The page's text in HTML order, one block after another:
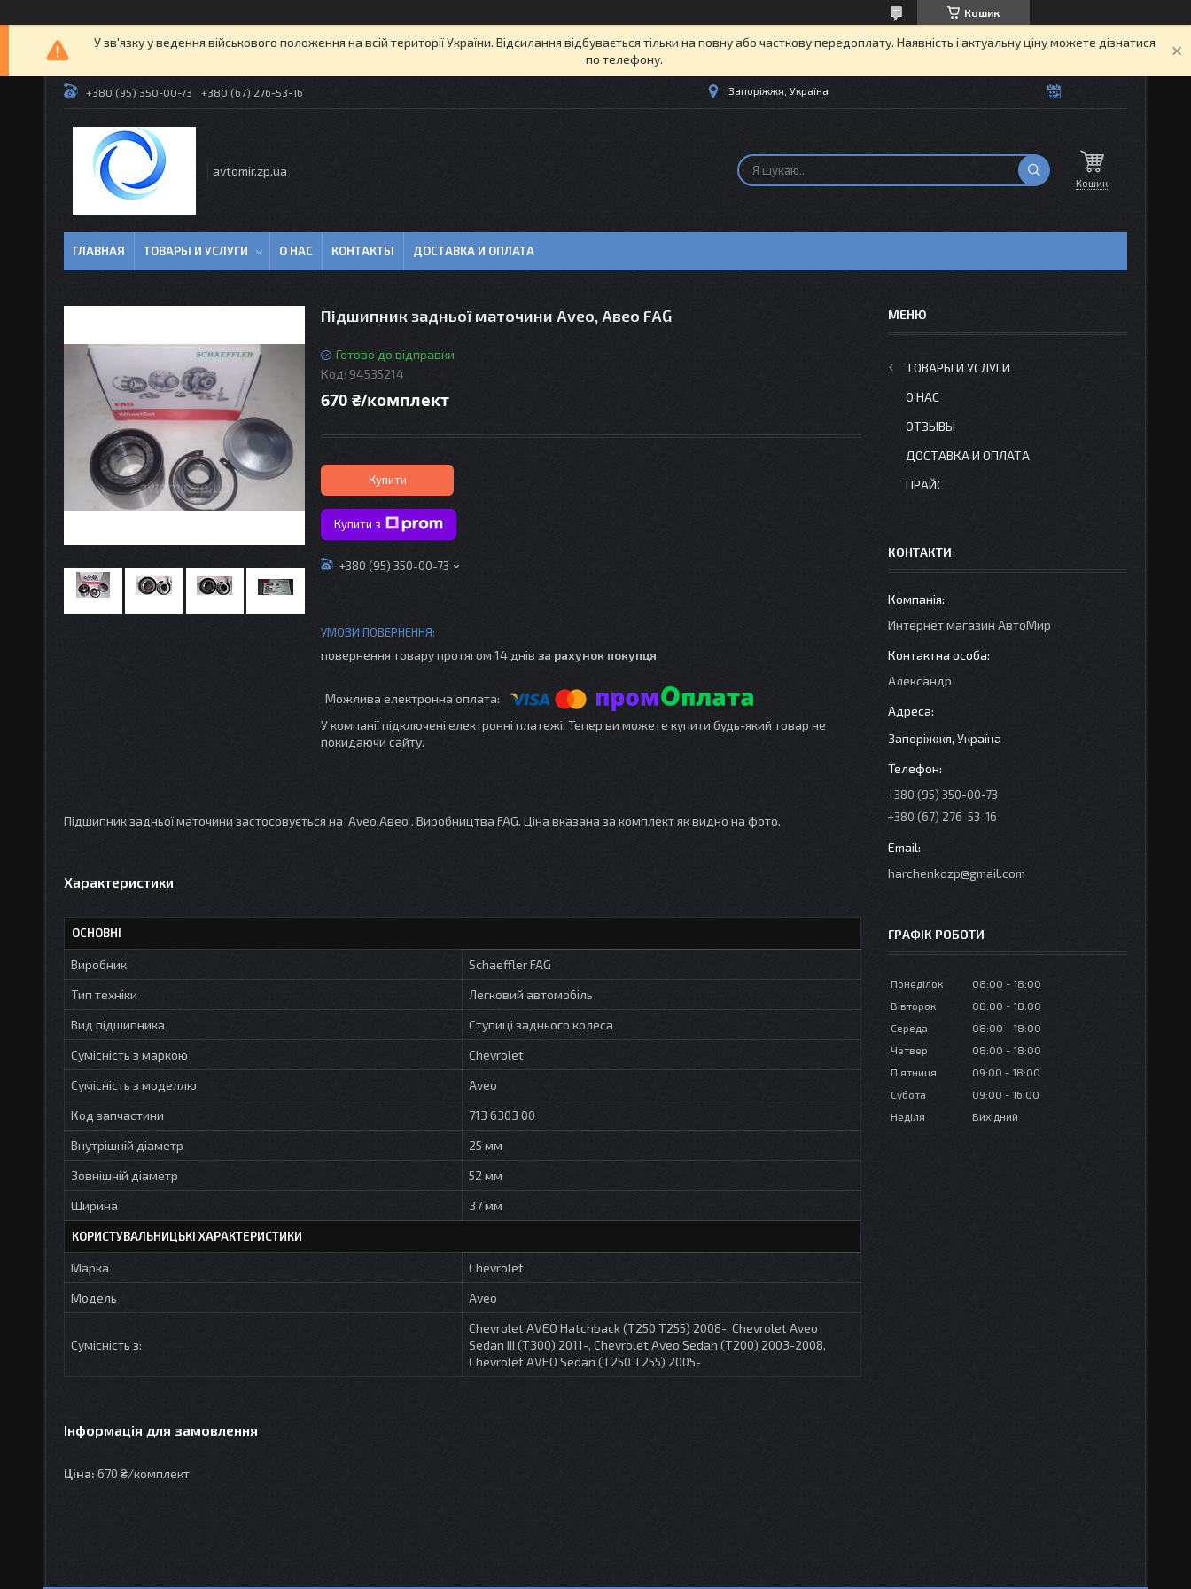
Кошик
У зв'язку у ведення військового положення на всій території України. Відсилання відбувається тільки на повну або часткову передоплату. Наявність і актуальну ціну можете дізнатися
по телефону.
+380 (95) 350-00-73 +380 (67) 276-53-16 Запоріжжя, Україна
avtomir.zp.ua
Кошик
ГЛАВНАЯ ТОВАРЫ И УСЛУГИ О НАС КОНТАКТЫ ДОСТАВКА И ОПЛАТА
Підшипник задньої маточини Aveo, Авео FAG
Готово до відправки
Код: 94535214
670 ₴/комплект
Купити
Купити з
+380 (95) 350-00-73
повернення товару протягом 14 днів за рахунок покупця
У компанії підключені електронні платежі. Тепер ви можете купити будь-який товар не
покидаючи сайту.
Підшипник задньої маточини застосовується на Aveo,Авео . Виробництва FAG. Ціна вказана за комплект як видно на фото.
Характеристики
ОСНОВНІ
Виробник
Schaeffler FAG
Тип техніки
Легковий автомобіль
Вид підшипника
Ступиці заднього колеса
Сумісність з маркою
Chevrolet
Сумісність з моделлю
Aveo
Код запчастини
713 6303 00
Внутрішній діаметр
25 мм
Зовнішній діаметр
52 мм
Ширина
37 мм
КОРИСТУВАЛЬНИЦЬКІ ХАРАКТЕРИСТИКИ
Марка
Chevrolet
Модель
Aveo
Сумісність з:
Chevrolet AVEO Hatchback (T250 T255) 2008-, Chevrolet Aveo
Sedan III (T300) 2011-, Chevrolet Aveo Sedan (T200) 2003-2008,
Chevrolet AVEO Sedan (T250 T255) 2005-
Інформація для замовлення
Ціна: 670 ₴/комплект
ТОВАРЫ И УСЛУГИ
О НАС
ОТЗЫВЫ
ДОСТАВКА И ОПЛАТА
ПРАЙС
КОНТАКТИ
Интернет магазин АвтоМир
Александр
Запоріжжя, Україна
+380 (95) 350-00-73
+380 (67) 276-53-16
harchenkozp@gmail.com
ГРАФІК РОБОТИ
Понеділок 08:00
18:00
Вівторок
08:00
18:00
Середа
08:00
18:00
Четвер
08:00
18:00
Пʼятниця
09:00
18:00
Субота
09:00
16:00
Неділя
Вихідний